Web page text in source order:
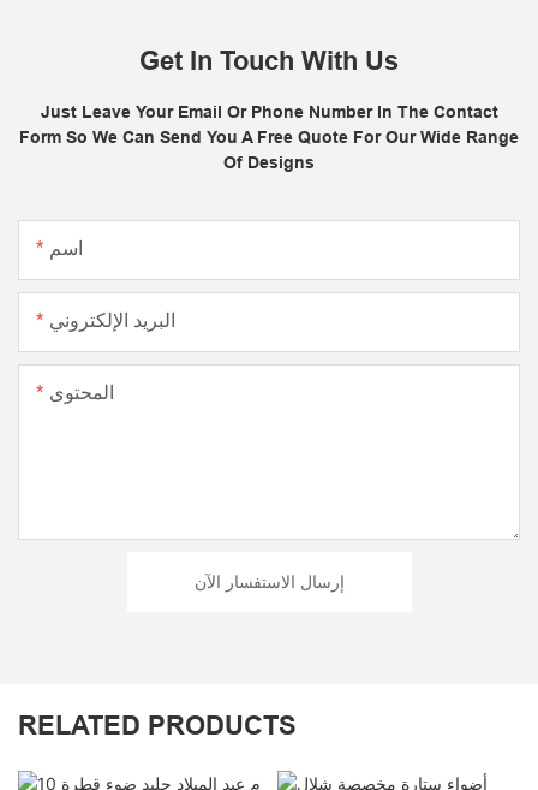
Get In Touch With Us
Just Leave Your Email Or Phone Number In The Contact
Form So We Can Send You A Free Quote For Our Wide Range
Of Designs
اسم
البريد الإلكتروني
المحتوى
إرسال الاستفسار الآن
RELATED PRODUCTS